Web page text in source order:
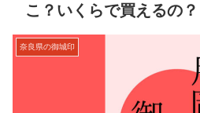
こ？いくらで買えるの？
奈良県の御城印